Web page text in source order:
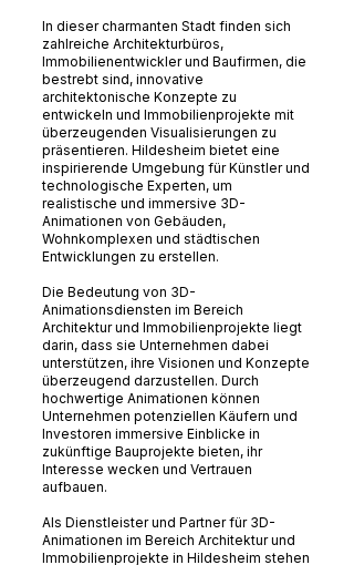
In dieser charmanten Stadt finden sich
zahlreiche Architekturbüros,
Immobilienentwickler und Baufirmen, die
bestrebt sind, innovative
architektonische Konzepte zu
entwickeln und Immobilienprojekte mit
überzeugenden Visualisierungen zu
präsentieren. Hildesheim bietet eine
inspirierende Umgebung für Künstler und
technologische Experten, um
realistische und immersive 3D-
Animationen von Gebäuden,
Wohnkomplexen und städtischen
Entwicklungen zu erstellen.
Die Bedeutung von 3D-
Animationsdiensten im Bereich
Architektur und Immobilienprojekte liegt
darin, dass sie Unternehmen dabei
unterstützen, ihre Visionen und Konzepte
überzeugend darzustellen. Durch
hochwertige Animationen können
Unternehmen potenziellen Käufern und
Investoren immersive Einblicke in
zukünftige Bauprojekte bieten, ihr
Interesse wecken und Vertrauen
aufbauen.
Als Dienstleister und Partner für 3D-
Animationen im Bereich Architektur und
Immobilienprojekte in Hildesheim stehen